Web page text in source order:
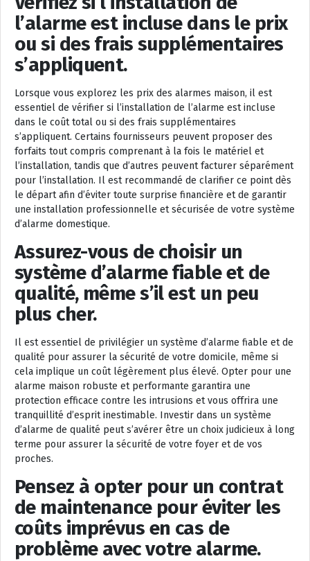
l’alarme est incluse dans le prix
ou si des frais supplémentaires
s’appliquent.
Lorsque vous explorez les prix des alarmes maison, il est
essentiel de vérifier si l’installation de l’alarme est incluse
dans le coût total ou si des frais supplémentaires
s’appliquent. Certains fournisseurs peuvent proposer des
forfaits tout compris comprenant à la fois le matériel et
l’installation, tandis que d’autres peuvent facturer séparément
pour l’installation. Il est recommandé de clarifier ce point dès
le départ afin d’éviter toute surprise financière et de garantir
une installation professionnelle et sécurisée de votre système
d’alarme domestique.
Assurez-vous de choisir un
système d’alarme fiable et de
qualité, même s’il est un peu
plus cher.
Il est essentiel de privilégier un système d’alarme fiable et de
qualité pour assurer la sécurité de votre domicile, même si
cela implique un coût légèrement plus élevé. Opter pour une
alarme maison robuste et performante garantira une
protection efficace contre les intrusions et vous offrira une
tranquillité d’esprit inestimable. Investir dans un système
d’alarme de qualité peut s’avérer être un choix judicieux à long
terme pour assurer la sécurité de votre foyer et de vos
proches.
Pensez à opter pour un contrat
de maintenance pour éviter les
coûts imprévus en cas de
problème avec votre alarme.